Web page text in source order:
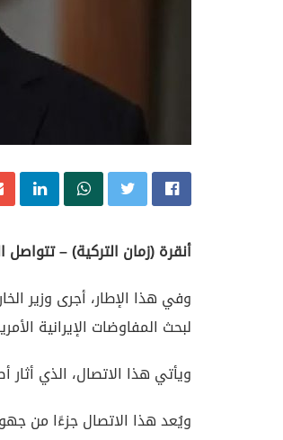
أنقرة (زمان التركية) –
وفي هذا الإطار، أجرى وزير
لبحث المفاوضات الإيرانية
ويأتي هذا الاتصال، الذي
ويُعد هذا الاتصال جزءًا من